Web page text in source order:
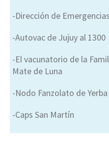
-Dirección de
-Autovac de Jujuy al 1300
-El vacunatorio de la
Mate de Luna
-Nodo Fanzolato de
-Caps San Martín